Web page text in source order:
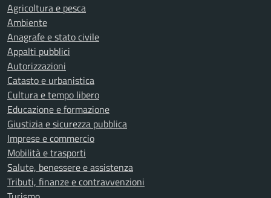
Agricoltura e pesca
Ambiente
Anagrafe e stato civile
Appalti pubblici
Autorizzazioni
Catasto e urbanistica
Cultura e tempo libero
Educazione e formazione
Giustizia e sicurezza pubblica
Imprese e commercio
Mobilità e trasporti
Salute, benessere e assistenza
Tributi, finanze e contravvenzioni